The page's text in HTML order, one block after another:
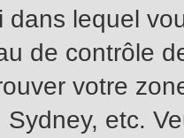
dans lequel
de contrôle
votre
Sydney, etc.